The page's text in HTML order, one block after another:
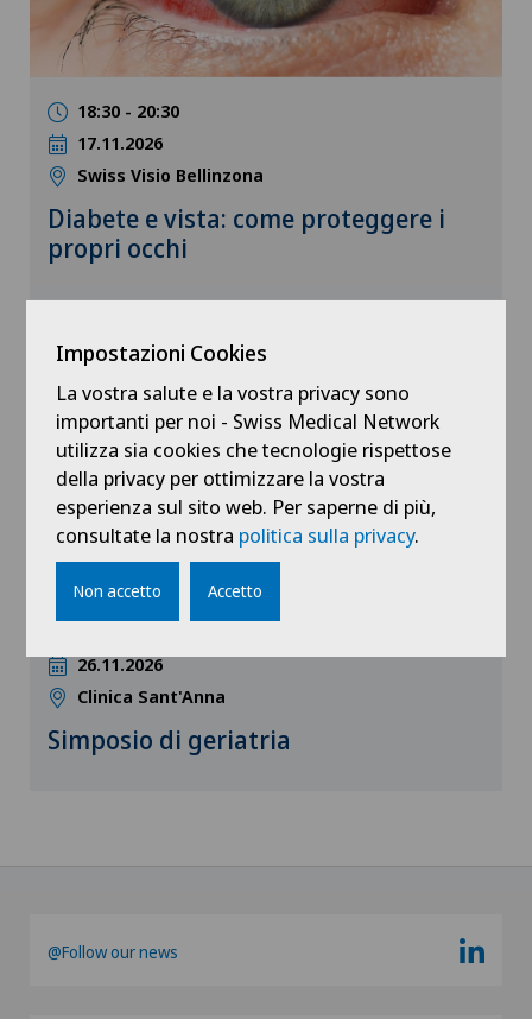
18:30 - 20:30
17.11.2026
Swiss Visio Bellinzona
Diabete e vista: come proteggere i
propri occhi
Conferenza medica
26.11.2026
Clinica Sant'Anna
Simposio di geriatria
@Follow our news
Impostazioni Cookies
La vostra salute e la vostra privacy sono
importanti per noi - Swiss Medical Network
utilizza sia cookies che tecnologie rispettose
della privacy per ottimizzare la vostra
esperienza sul sito web. Per saperne di più,
consultate la nostra politica sulla privacy.
Non accetto Accetto